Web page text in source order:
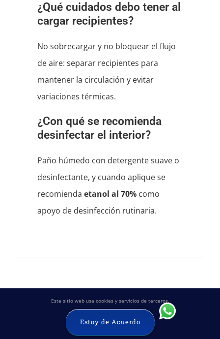
¿Qué cuidados debo tener al
cargar recipientes?
No sobrecargar y no bloquear el flujo
de aire: separar recipientes para
mantener la circulación y evitar
variaciones térmicas.
¿Con qué se recomienda
desinfectar el interior?
Paño húmedo con detergente suave o
desinfectante, y cuando aplique se
recomiendaetanol al 70% como
apoyo de desinfección rutinaria.
Este sitio web usa cookies y servicios de terceros.
Estoy de Acuerdo